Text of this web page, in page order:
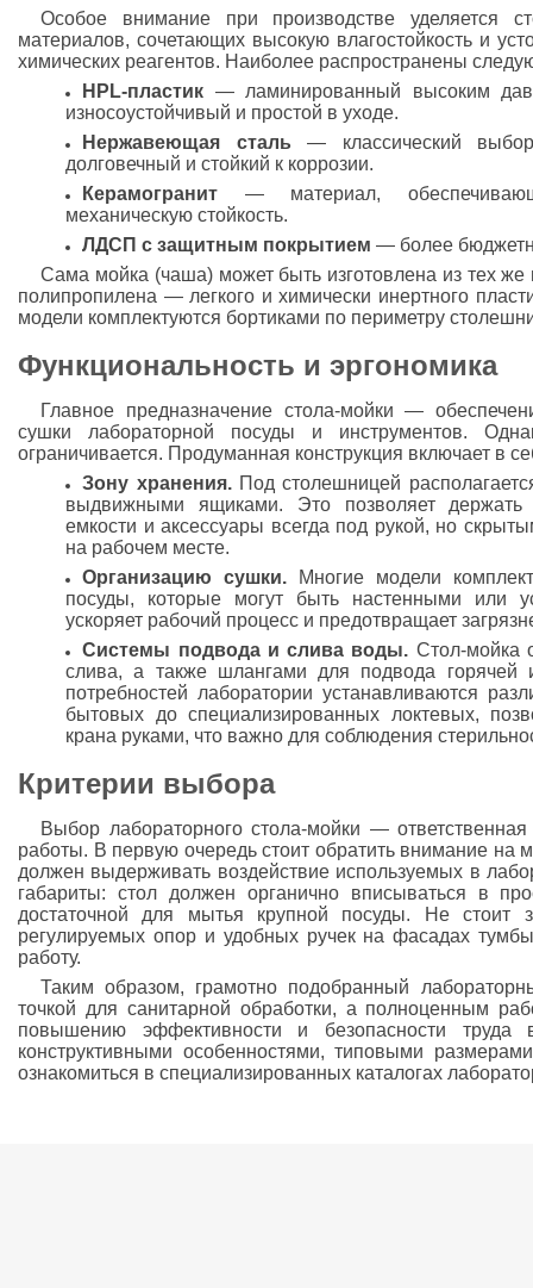
Особое внимание при производстве уделяется
материалов, сочетающих высокую влагостойкость и
химических реагентов. Наиболее распространены
HPL-пластик — ламинированный высоким
износоустойчивый и простой в уходе.
Нержавеющая сталь — классический выбор
долговечный и стойкий к коррозии.
Керамогранит — материал,
механическую стойкость.
ЛДСП с защитным покрытием — более
Сама мойка (чаша) может быть изготовлена из тех
полипропилена — легкого и химически инертного
модели комплектуются бортиками по периметру
Функциональность и эргономика
Главное предназначение стола-мойки —
сушки лабораторной посуды и инструментов.
ограничивается. Продуманная конструкция включает в
Зону хранения.Под столешницей
выдвижными ящиками. Это позволяет держать
емкости и аксессуары всегда под рукой, но
на рабочем месте.
Организацию сушки. Многие модели
посуды, которые могут быть настенными или
ускоряет рабочий процесс и предотвращает
Системы подвода и слива воды. Стол-мойка
слива, а также шлангами для подвода
потребностей лаборатории устанавливаются
бытовых до специализированных локтевых,
крана руками, что важно для соблюдения
Критерии выбора
Выбор лабораторного стола-мойки —
работы. В первую очередь стоит обратить внимание
должен выдерживать воздействие используемых в
габариты: стол должен органично вписываться в
достаточной для мытья крупной посуды. Не стоит
регулируемых опор и удобных ручек на фасадах
работу.
Таким образом, грамотно подобранный
точкой для санитарной обработки, а полноценным
повышению эффективности и безопасности
конструктивными особенностями, типовыми
ознакомиться в специализированных каталогах